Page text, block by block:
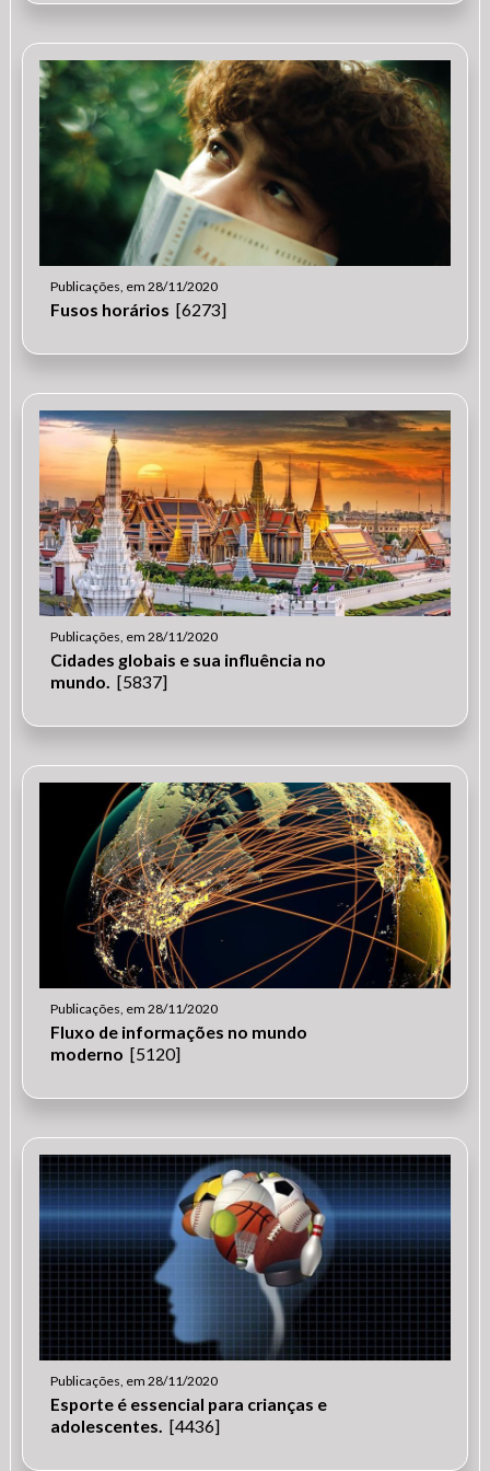
Publicações, em 28/11/2020
Fusos horários [6273]
Publicações, em 28/11/2020
Cidades globais e sua influência no
mundo. [5837]
Publicações, em 28/11/2020
Fluxo de informações no mundo
moderno [5120]
Publicações, em 28/11/2020
Esporte é essencial para crianças e
adolescentes. [4436]